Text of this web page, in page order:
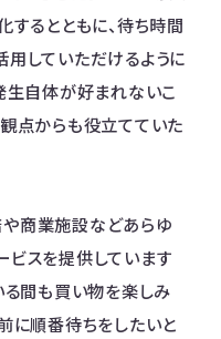
するとともに、待ち時間
していただけるように
生自体が好まれないこ
点からも役立てていた
や商業施設などあらゆ
ビスを提供しています
る間も買い物を楽しみ
に順番待ちをしたいと